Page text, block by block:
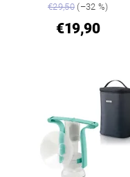
€29,50(–32 %)
€19,90